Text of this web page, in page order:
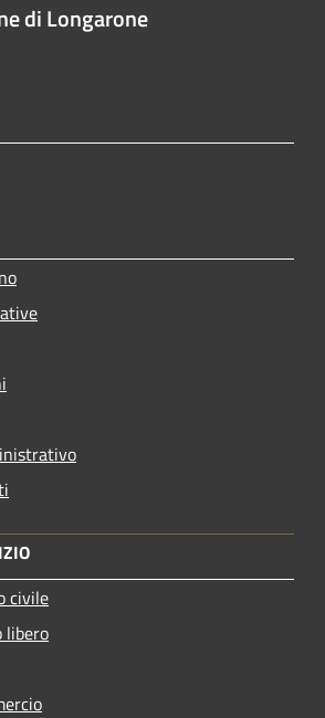
di Longarone
civile
libero